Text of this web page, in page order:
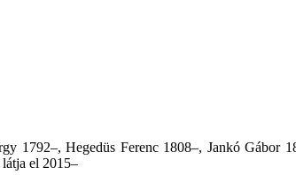
1792–, Hegedüs Ferenc 1808–, Jankó Gábor
el 2015–